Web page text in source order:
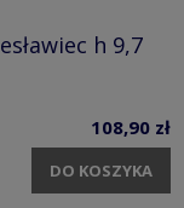
h 9,7
108,90 zł
DO KOSZYKA